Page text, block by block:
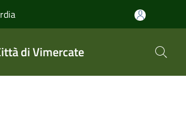
di Vimercate